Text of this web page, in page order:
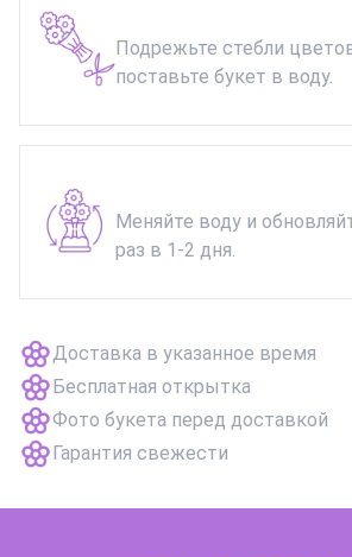
Подрежьте стебли
поставьте букет в воду.
Меняйте воду и
раз в 1-2 дня.
Доставка в указанное время
Бесплатная открытка
Фото букета перед доставкой
Гарантия свежести